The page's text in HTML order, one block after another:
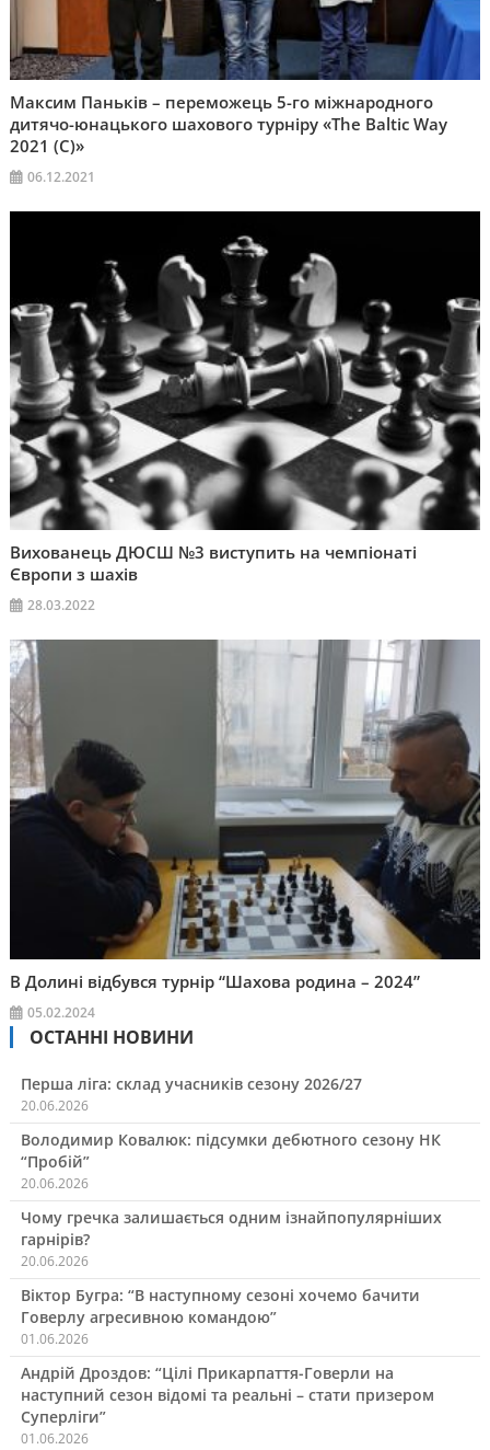
Максим Паньків – переможець 5-го міжнародного
дитячо-юнацького шахового турніру «The Baltic Way
2021 (C)»
06.12.2021
Вихованець ДЮСШ №3 виступить на чемпіонаті
Європи з шахів
28.03.2022
В Долині відбувся турнір “Шахова родина – 2024”
05.02.2024
ОСТАННІ НОВИНИ
Перша ліга: склад учасників сезону 2026/27
20.06.2026
Володимир Ковалюк: підсумки дебютного сезону НК
“Пробій”
20.06.2026
Чому гречка залишається одним ізнайпопулярніших
гарнірів?
20.06.2026
Віктор Бугра: “В наступному сезоні хочемо бачити
Говерлу агресивною командою”
01.06.2026
Андрій Дроздов: “Цілі Прикарпаття-Говерли на
наступний сезон відомі та реальні – стати призером
Суперліги”
01.06.2026